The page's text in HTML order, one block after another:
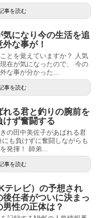
事を読む
になり今の生活を追
な事が！
とを覚えていますか？ 人気
在が気になったので、 今の
な事が分かった...
事を読む
れる君と釣りの腕前を
けず奮闘する
の田中美佐子があばれる君
も負けずに奮闘しながらも
発揮！ 師弟...
事を読む
テレビ）の予想され
任者がついに決まっ
性の正体は？